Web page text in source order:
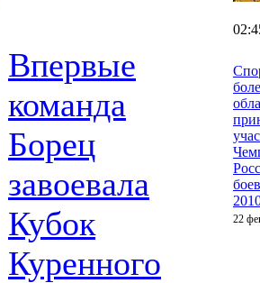
Впервые
команда
Борец
завоевала
Кубок
Куренного
22